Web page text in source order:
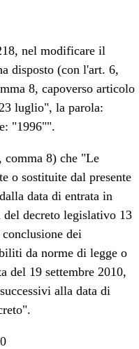
nel modificare il
disposto (con l'art. 6,
8, capoverso articolo
luglio", la parola:
"1996"".
comma 8) che "Le
o sostituite dal presente
data di entrata in
decreto legislativo 13
dei
da norme di legge o
del 19 settembre 2010,
alla data di